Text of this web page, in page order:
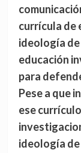
currícula de
ideología
educación
para
Pese a que
ese
ideología